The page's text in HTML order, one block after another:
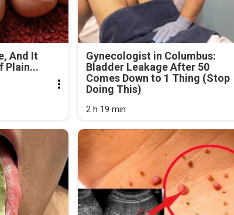
And It
Plain...
Gynecologist in Columbus:
Bladder Leakage After 50
Comes Down to 1 Thing (Stop
Doing This)
2 h 19 min